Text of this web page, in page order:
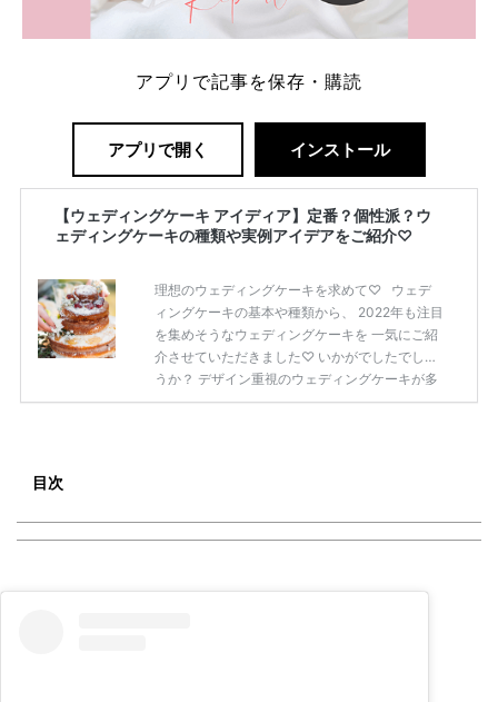
アプリで記事を保存・購読
アプリで開く インストール
【ウェディングケーキ アイディア】定番？個性派？ウ
ェディングケーキの種類や実例アイデアをご紹介♡
理想のウェディングケーキを求めて♡ ウェデ
ィングケーキの基本や種類から、 2022年も注目
を集めそうなウェディングケーキを 一気にご紹
介させていただきました♡ いかがでしたでしょ
うか？ デザイン重視のウェディングケーキが多
いので、 思わず「食べるのがもったいな
目次